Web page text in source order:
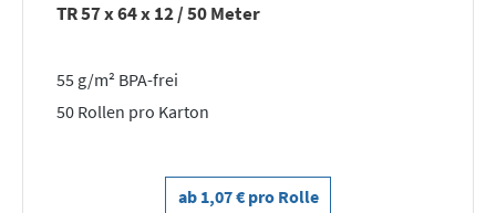
TR 57 x 64 x 12 / 50 Meter
55 g/m² BPA-frei
50 Rollen pro Karton
ab 1,07 € pro Rolle